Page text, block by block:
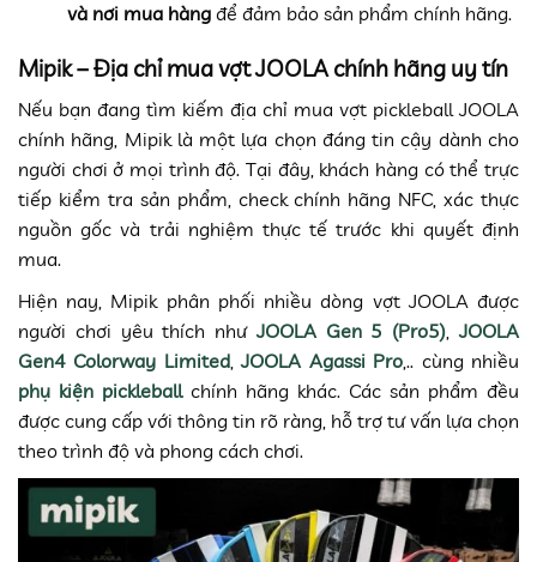
và nơi mua hàngđể đảm bảo sản phẩm chính hãng.
Mipik – Địa chỉ mua vợt JOOLA chính hãng uy tín
Nếu bạn đang tìm kiếm địa chỉ mua vợt pickleball JOOLA
chính hãng, Mipik là một lựa chọn đáng tin cậy dành cho
người chơi ở mọi trình độ. Tại đây, khách hàng có thể trực
tiếp kiểm tra sản phẩm, check chính hãng NFC, xác thực
nguồn gốc và trải nghiệm thực tế trước khi quyết định
mua.
Hiện nay, Mipik phân phối nhiều dòng vợt JOOLA được
người chơi yêu thích nhưJOOLA Gen 5 (Pro5) ,JOOLA
Gen4 Colorway Limited,JOOLA Agassi Pro,.. cùng nhiều
phụ kiện pickleball chính hãng khác. Các sản phẩm đều
được cung cấp với thông tin rõ ràng, hỗ trợ tư vấn lựa chọn
theo trình độ và phong cách chơi.